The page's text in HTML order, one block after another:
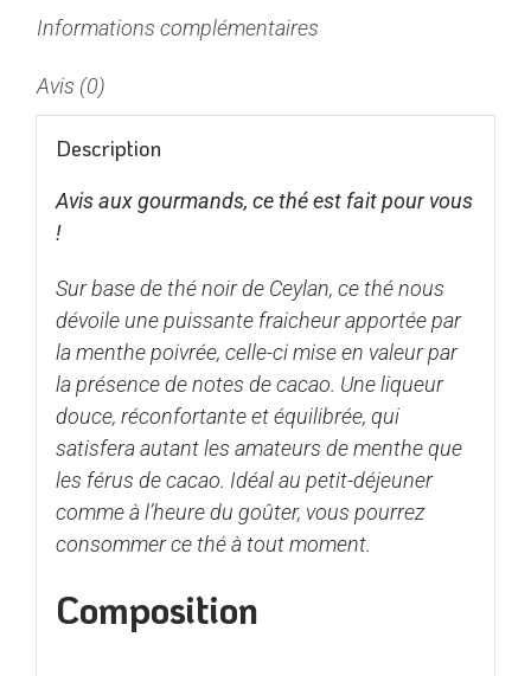
Informations complémentaires
Avis (0)
Description
Avis aux gourmands, ce thé est fait pour vous
!
Sur base de thé noir de Ceylan, ce thé nous
dévoile une puissante fraicheur apportée par
la menthe poivrée, celle-ci mise en valeur par
la présence de notes de cacao. Une liqueur
douce, réconfortante et équilibrée, qui
satisfera autant les amateurs de menthe que
les férus de cacao. Idéal au petit-déjeuner
comme à l’heure du goûter, vous pourrez
consommer ce thé à tout moment.
Composition